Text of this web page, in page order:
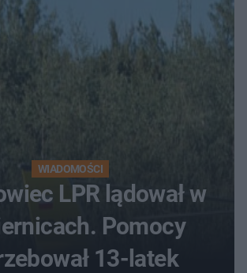
WIADOMOŚCI
LPR lądował w
Pomocy
13-latek